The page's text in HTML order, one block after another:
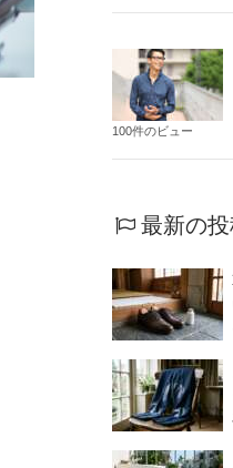
100件のビュー
最新の